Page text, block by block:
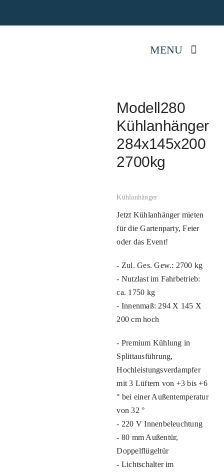
MENU
Anhänger kaufen
Mietpark
Anhängerwissen
Modell280
Kühlanhänger
284x145x200
2700kg
Kühlanhänger
Jetzt Kühlanhänger mieten
für die Gartenparty, Feier
oder das Event!
- Zul. Ges. Gew.: 2700 kg
- Nutzlast im Fahrbetrieb:
ca. 1750 kg
- Innenmaß: 294 X 145 X
200 cm hoch
- Premium Kühlung in
Splittausführung,
Hochleistungsverdampfer
mit 3 Lüftern von +3 bis +6
° bei einer Außentemperatur
von 32 °
- 220 V Innenbeleuchtung
- 80 mm Außentür,
Doppelflügeltür
- Lichtschalter im